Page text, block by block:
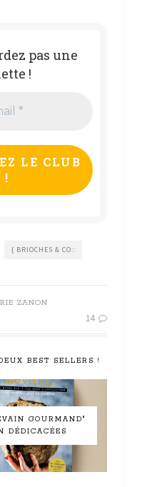
pas une
!
{ BRIOCHES & CO::
ZANON
14
BEST SELLERS !
GOURMAND"
DÉDICACÉES